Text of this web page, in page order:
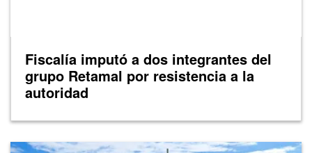
Fiscalía imputó a dos integrantes del
grupo Retamal por resistencia a la
autoridad